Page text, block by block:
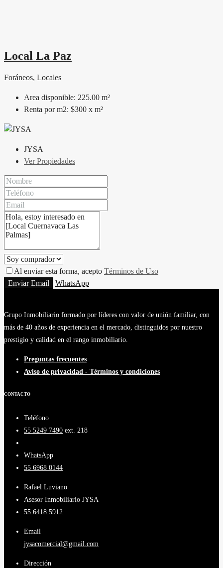
Local La Paz
Foráneos, Locales
Area disponible: 225.00 m²
Renta por m2: $300 x m²
JYSA
Ver Propiedades
Al enviar esta forma, acepto Términos de Uso
Enviar Email
WhatsApp
Grupo Inmobiliario formado por líderes con valor de unión familiar, con
más de 40 años de experiencia en el mercado, distinguidos por nuestro
prestigio y calidad en el rango inmobiliario.
Preguntas frecuentes
Aviso de privacidad - Términos y condiciones
CONTACTO
Teléfono
55 5249 7490 ext. 218
WhatsApp
55 6968 0144
Rafael Luviano
Asesor Inmobiliario JYSA
55 6418 5912
Email
jysacomercial@gmail.com
Dirección